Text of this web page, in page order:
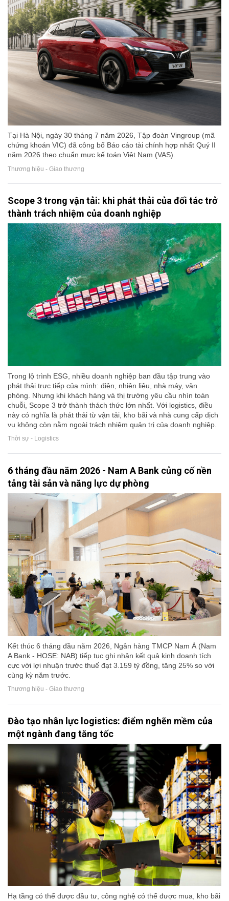
Tại Hà Nội, ngày 30 tháng 7 năm 2026, Tập đoàn Vingroup (mã
chứng khoán VIC) đã công bố Báo cáo tài chính hợp nhất Quý II
năm 2026 theo chuẩn mực kế toán Việt Nam (VAS).
Thương hiệu - Giao thương
Scope 3 trong vận tải: khi phát thải của đối tác trở
thành trách nhiệm của doanh nghiệp
Trong lộ trình ESG, nhiều doanh nghiệp ban đầu tập trung vào
phát thải trực tiếp của mình: điện, nhiên liệu, nhà máy, văn
phòng. Nhưng khi khách hàng và thị trường yêu cầu nhìn toàn
chuỗi, Scope 3 trở thành thách thức lớn nhất. Với logistics, điều
này có nghĩa là phát thải từ vận tải, kho bãi và nhà cung cấp dịch
vụ không còn nằm ngoài trách nhiệm quản trị của doanh nghiệp.
Thời sự - Logistics
6 tháng đầu năm 2026 - Nam A Bank củng cố nền
tảng tài sản và năng lực dự phòng
Kết thúc 6 tháng đầu năm 2026, Ngân hàng TMCP Nam Á (Nam
A Bank - HOSE: NAB) tiếp tục ghi nhận kết quả kinh doanh tích
cực với lợi nhuận trước thuế đạt 3.159 tỷ đồng, tăng 25% so với
cùng kỳ năm trước.
Thương hiệu - Giao thương
Đào tạo nhân lực logistics: điểm nghẽn mềm của
một ngành đang tăng tốc
Hạ tầng có thể được đầu tư, công nghệ có thể được mua, kho bãi